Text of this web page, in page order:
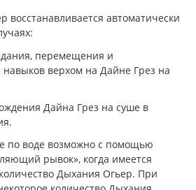
восстанавливается автоматически
перемещения и
навыков верхом на Дайне Грез на
Дайна Грез на суше в
по воде возможно с помощью
рывок», когда имеется
Дыхания Огьер. При